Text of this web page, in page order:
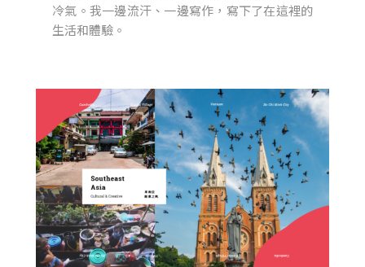
冷氣。我一邊流汗、一邊寫作，寫下了在這裡的
生活和體驗。